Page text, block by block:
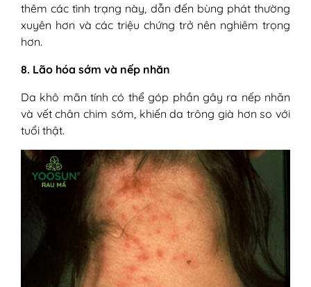
thêm các tình trạng này, dẫn đến bùng phát thường
xuyên hơn và các triệu chứng trở nên nghiêm trọng
hơn.
8. Lão hóa sớm và nếp nhăn
Da khô mãn tính có thể góp phần gây ra nếp nhăn
và vết chân chim sớm, khiến da trông già hơn so với
tuổi thật.